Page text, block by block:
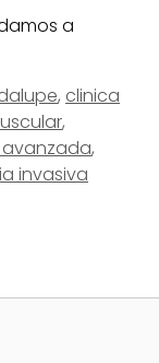
a
, clinica
,
,
invasiva